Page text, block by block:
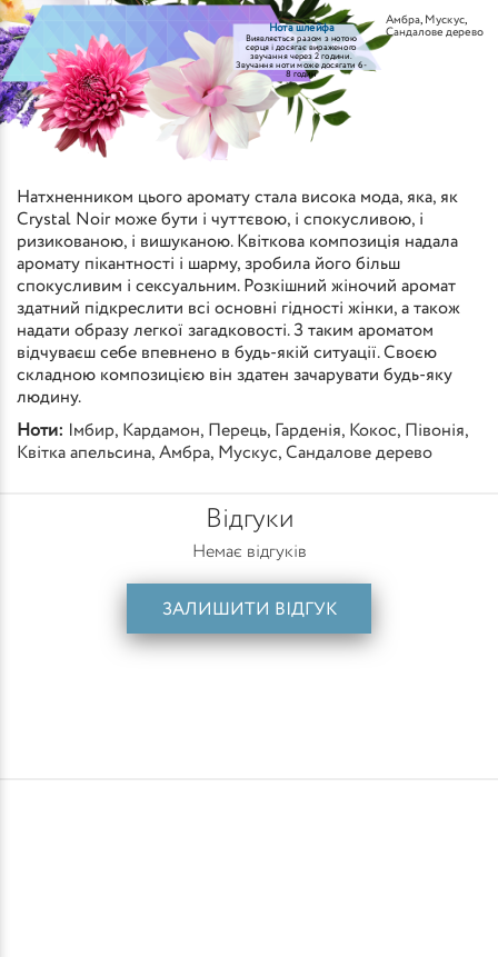
Нота шлейфа
Виявляється разом з нотою
серця і досягає вираженого
звучання через 2 години.
Звучання ноти може досягати 6-
8 годин
Амбра, Мускус,
Сандалове дерево
Натхненником цього аромату стала висока мода, яка, як
Crystal Noir може бути і чуттєвою, і спокусливою, і
ризикованою, і вишуканою. Квіткова композиція надала
аромату пікантності і шарму, зробила його більш
спокусливим і сексуальним. Розкішний жіночий аромат
здатний підкреслити всі основні гідності жінки, а також
надати образу легкої загадковості. З таким ароматом
відчуваєш себе впевнено в будь-якій ситуації. Своєю
складною композицією він здатен зачарувати будь-яку
людину.
Ноти:
Імбир, Кардамон, Перець, Гарденія, Кокос, Півонія,
Квітка апельсина, Амбра, Мускус, Сандалове дерево
Відгуки
Немає відгуків
ЗАЛИШИТИ ВІДГУК